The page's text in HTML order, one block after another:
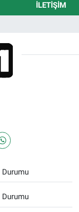
İLETIŞIM
Durumu